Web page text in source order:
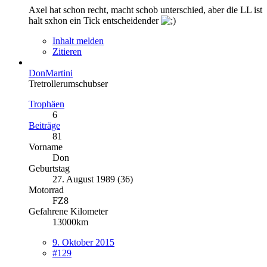
Axel hat schon recht, macht schob unterschied, aber die LL ist
halt sxhon ein Tick entscheidender
Inhalt melden
Zitieren
DonMartini
Tretrollerumschubser
Trophäen
6
Beiträge
81
Vorname
Don
Geburtstag
27. August 1989 (36)
Motorrad
FZ8
Gefahrene Kilometer
13000km
9. Oktober 2015
#129